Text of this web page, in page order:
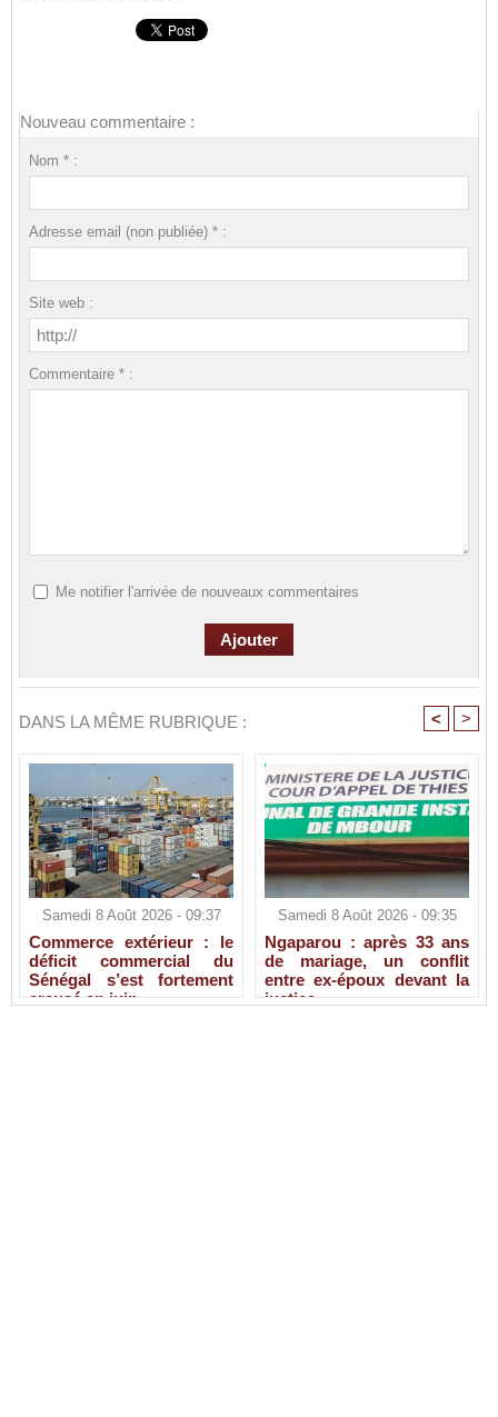
Nouveau commentaire :
Nom * :
Adresse email (non publiée) * :
Site web :
Commentaire * :
Me notifier l'arrivée de nouveaux commentaires
DANS LA MÊME RUBRIQUE : < >
Samedi 8 Août 2026 - 09:37
Commerce extérieur : le
déficit commercial du
Sénégal s’est fortement
creusé en juin
Samedi 8 Août 2026 - 09:35
Ngaparou : après 33 ans
de mariage, un conflit
entre ex-époux devant la
justice